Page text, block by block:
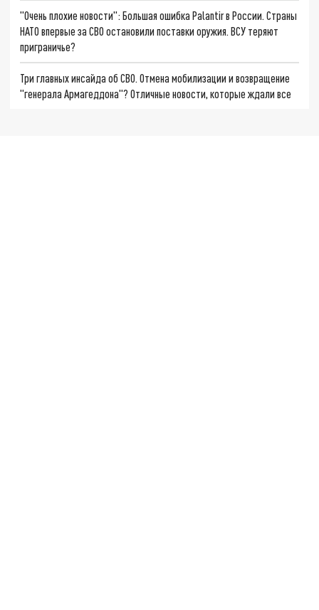
"Очень плохие новости": Большая ошибка Palantir в России. Страны
НАТО впервые за СВО остановили поставки оружия. ВСУ теряют
приграничье?
Три главных инсайда об СВО. Отмена мобилизации и возвращение
"генерала Армагеддона"? Отличные новости, которые ждали все